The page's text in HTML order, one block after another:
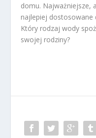
domu. Najważniejsze,
najlepiej dostosowane
Który rodzaj wody
swojej rodziny?